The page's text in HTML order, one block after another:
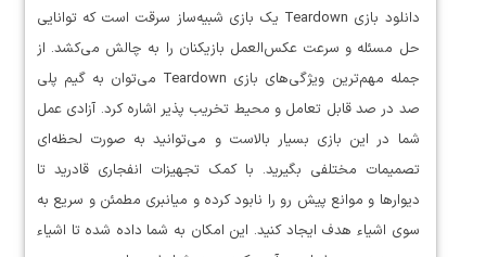
دانلود بازی Teardown یک بازی شبیه‌ساز سرقت است که توانایی
حل مسئله و سرعت عکس‌العمل بازیکنان را به چالش می‌کشد. از
جمله مهم‌ترین ویژگی‌های بازی Teardown می‌توان به گیم پلی
صد در صد قابل تعامل و محیط تخریب پذیر اشاره کرد. آزادی عمل
شما در این بازی بسیار بالاست و می‌توانید به صورت لحظه‌ای
تصمیمات مختلفی بگیرید. با کمک تجهیزات انفجاری قادرید تا
دیوارها و موانع پیش رو را نابود کرده و میانبری مطمئن و سریع به
سوی اشیاء هدف ایجاد کنید. این امکان به شما داده شده تا اشیاء